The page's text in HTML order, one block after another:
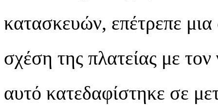
κατασκευών, επέτρεπε μια
σχέση της πλατείας με
αυτό κατεδαφίστηκε σε